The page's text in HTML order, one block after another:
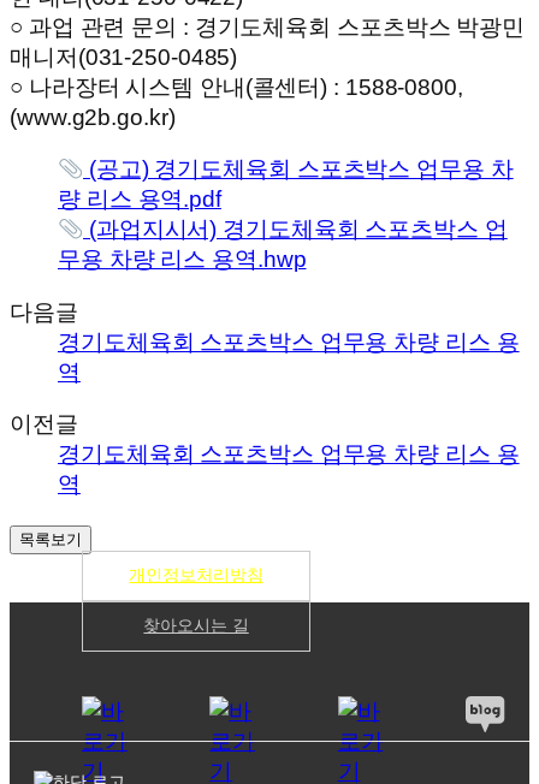
○ 과업 관련 문의 : 경기도체육회 스포츠박스 박광민
매니저(031-250-0485)
○ 나라장터 시스템 안내(콜센터) : 1588-0800,
(www.g2b.go.kr)
(공고) 경기도체육회 스포츠박스 업무용 차
량 리스 용역.pdf
(과업지시서) 경기도체육회 스포츠박스 업
무용 차량 리스 용역.hwp
다음글
경기도체육회 스포츠박스 업무용 차량 리스 용
역
이전글
경기도체육회 스포츠박스 업무용 차량 리스 용
역
개인정보처리방침
찾아오시는 길